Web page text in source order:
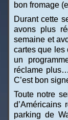
bon fromage
Durant cette
avons plus
semaine et
cartes que les
un
réclame
C’est bon
Toute notre
d’Américains
parking de